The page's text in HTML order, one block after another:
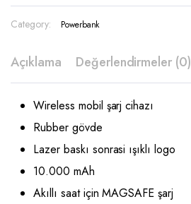
Category: Powerbank
Açıklama Değerlendirmeler (0)
Wireless mobil şarj cihazı
Rubber gövde
Lazer baskı sonrasi ışıklı logo
10.000 mAh
Akıllı saat için MAGSAFE şarj